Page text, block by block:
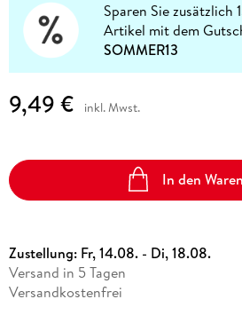
Sparen Sie zusätzlich
Artikel mit dem
SOMMER13
9,49 € inkl. Mwst.
In den
Zustellung: Fr, 14.08. - Di, 18.08.
Versand in 5 Tagen
Versandkostenfrei